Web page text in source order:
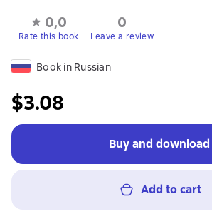
0,0
Rate this book
0
Leave a review
Book in Russian
$3.08
Buy and download
Add to cart